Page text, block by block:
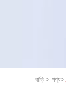
বাড়ি > পণ্য>